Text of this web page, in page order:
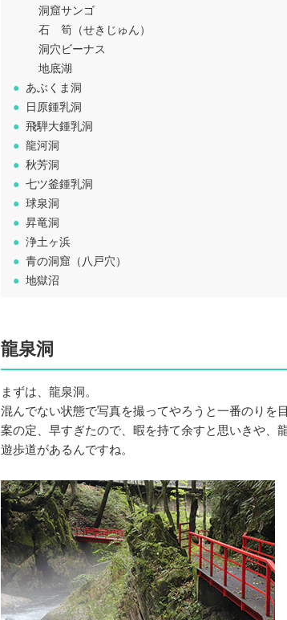
洞窟サンゴ
石 筍（せきじゅん）
洞穴ビーナス
地底湖
● あぶくま洞
●
日原鍾乳洞
● 飛騨大鍾乳洞
● 龍河洞
● 秋芳洞
● 七ツ釜鍾乳洞
● 球泉洞
● 昇竜洞
● 浄土ヶ浜
● 青の洞窟（八戸穴）
● 地獄沼
龍泉洞
まずは、龍泉洞。
混んでない状態で写真を撮ってやろうと一番のりを
案の定、早すぎたので、暇を持て余すと思いきや、
遊歩道があるんですね。